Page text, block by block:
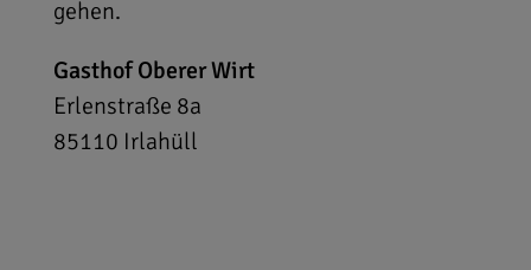
gehen.
Gasthof Oberer Wirt
Erlenstraße 8a
85110 Irlahüll